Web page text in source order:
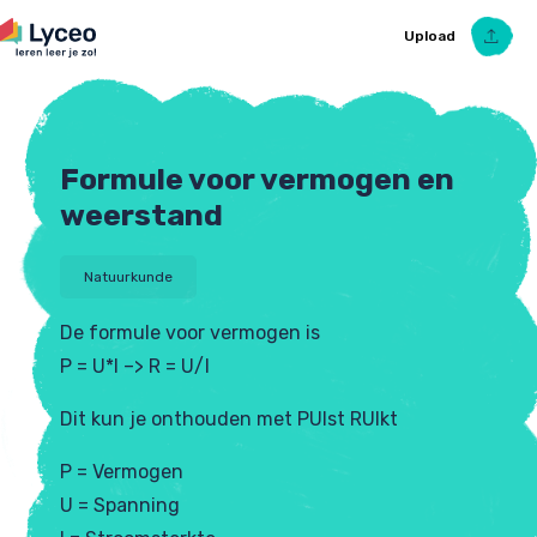
Upload
Upload Ezelsbruggetje
Formule voor vermogen en
weerstand
Natuurkunde
De formule voor vermogen is
P = U*I –> R = U/I
Dit kun je onthouden met PUIst RUIkt
P = Vermogen
U = Spanning